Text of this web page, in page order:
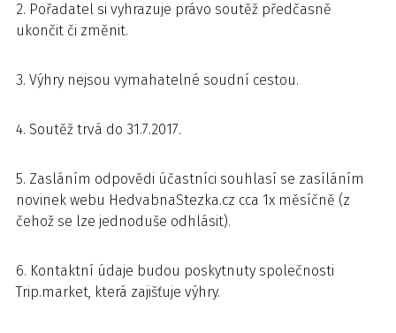
2. Pořadatel si vyhrazuje právo soutěž předčasně
ukončit či změnit.
3. Výhry nejsou vymahatelné soudní cestou.
4. Soutěž trvá do 31.7.2017.
5. Zasláním odpovědi účastníci souhlasí se zasíláním
novinek webu HedvabnaStezka.cz cca 1x měsíčně (z
čehož se lze jednoduše odhlásit).
6. Kontaktní údaje budou poskytnuty společnosti
Trip.market, která zajišťuje výhry.